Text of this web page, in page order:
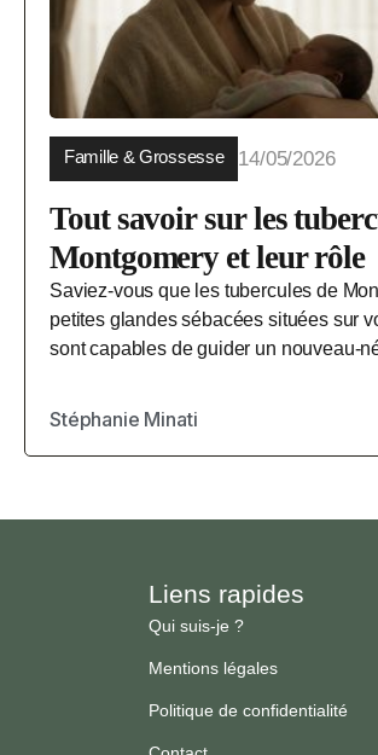
Famille & Grossesse 14/05/2026
Tout savoir sur les
Montgomery et leur rôle
Saviez-vous que les tubercules de
petites glandes sébacées situées sur
sont capables de guider un nouveau-
Stéphanie Minati
Liens rapides
Qui suis-je ?
Mentions légales
Politique de confidentialité